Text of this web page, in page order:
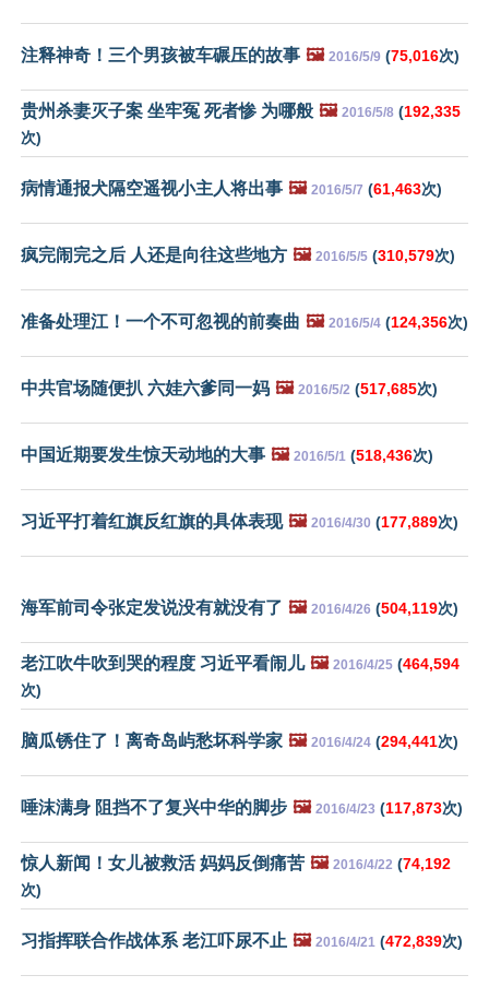
注释神奇！三个男孩被车碾压的故事 🖼️ 2016/5/9 (75,016次)
贵州杀妻灭子案 坐牢冤 死者惨 为哪般 🖼️ 2016/5/8 (192,335
次)
病情通报犬隔空遥视小主人将出事 🖼️ 2016/5/7 (61,463次)
疯完闹完之后 人还是向往这些地方 🖼️ 2016/5/5 (310,579次)
准备处理江！一个不可忽视的前奏曲 🖼️ 2016/5/4 (124,356次)
中共官场随便扒 六娃六爹同一妈 🖼️ 2016/5/2 (517,685次)
中国近期要发生惊天动地的大事 🖼️ 2016/5/1 (518,436次)
习近平打着红旗反红旗的具体表现 🖼️ 2016/4/30 (177,889次)
海军前司令张定发说没有就没有了 🖼️ 2016/4/26 (504,119次)
老江吹牛吹到哭的程度 习近平看闹儿 🖼️ 2016/4/25 (464,594
次)
脑瓜锈住了！离奇岛屿愁坏科学家 🖼️ 2016/4/24 (294,441次)
唾沫满身 阻挡不了复兴中华的脚步 🖼️ 2016/4/23 (117,873次)
惊人新闻！女儿被救活 妈妈反倒痛苦 🖼️ 2016/4/22 (74,192
次)
习指挥联合作战体系 老江吓尿不止 🖼️ 2016/4/21 (472,839次)